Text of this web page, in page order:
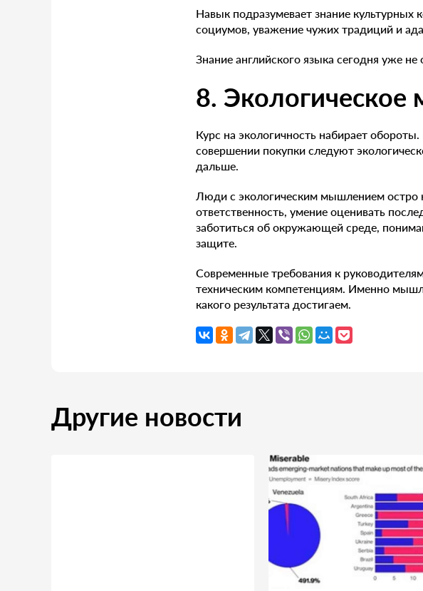
Навык подразумевает знание культурных
социумов, уважение чужих традиций и
Знание английского языка сегодня уже
8.
Курс на экологичность набирает
совершении покупки следуют
дальше.
Люди с экологическим мышлением
ответственность, умение оценивать
заботиться об окружающей среде,
защите.
Современные требования к
техническим компетенциям. Именно
какого результата достигаем.
Другие новости